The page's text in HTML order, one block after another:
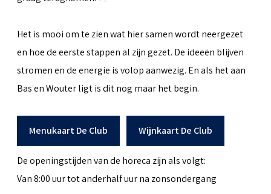
Het is mooi om te zien wat hier samen wordt neergezet
en hoe de eerste stappen al zijn gezet. De ideeën blijven
stromen en de energie is volop aanwezig. En als het aan
Bas en Wouter ligt is dit nog maar het begin.
Menukaart De Club Wijnkaart De Club
De openingstijden van de horeca zijn als volgt:
Van 8:00 uur tot anderhalf uur na zonsondergang